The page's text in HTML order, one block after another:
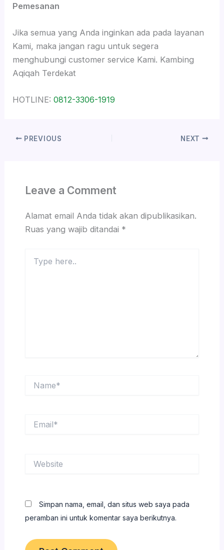
Pemesanan
Jika semua yang Anda inginkan ada pada layanan
Kami, maka jangan ragu untuk segera
menghubungi customer service Kami. Kambing
Aqiqah Terdekat
HOTLINE: 0812-3306-1919
PREVIOUS NEXT
Leave a Comment
Alamat email Anda tidak akan dipublikasikan.
Ruas yang wajib ditandai *
here..
Simpan nama, email, dan situs web saya pada
peramban ini untuk komentar saya berikutnya.